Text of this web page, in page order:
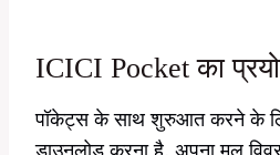
ICICI Pocket का
पॉकेट्स के साथ शुरुआत करने के
डाउनलोड करना है, अपना मूल